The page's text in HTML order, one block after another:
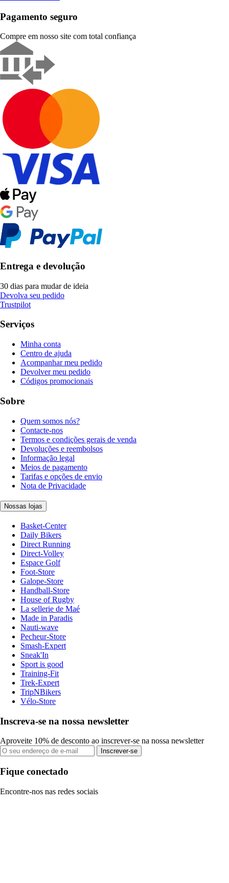
Pagamento seguro
Compre em nosso site com total confiança
Entrega e devolução
30 dias para mudar de ideia
Devolva seu pedido
Trustpilot
Serviços
Minha conta
Centro de ajuda
Acompanhar meu pedido
Devolver meu pedido
Códigos promocionais
Sobre
Quem somos nós?
Contacte-nos
Termos e condições gerais de venda
Devoluções e reembolsos
Informação legal
Meios de pagamento
Tarifas e opções de envio
Nota de Privacidade
Nossas lojas
Basket-Center
Daily Bikers
Direct Running
Direct-Volley
Espace Golf
Foot-Store
Galope-Store
Handball-Store
House of Rugby
La sellerie de Maé
Made in Paradis
Nauti-wave
Pecheur-Store
Smash-Expert
Sneak'In
Sport is good
Training-Fit
Trek-Expert
TripNBikers
Vélo-Store
Inscreva-se na nossa newsletter
Aproveite 10% de desconto ao inscrever-se na nossa newsletter
Inscrever-se
Fique conectado
Encontre-nos nas redes sociais